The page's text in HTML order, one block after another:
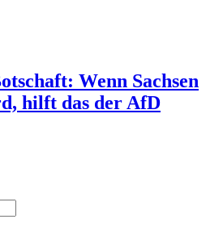
Wenn Sachsen
hilft das der AfD